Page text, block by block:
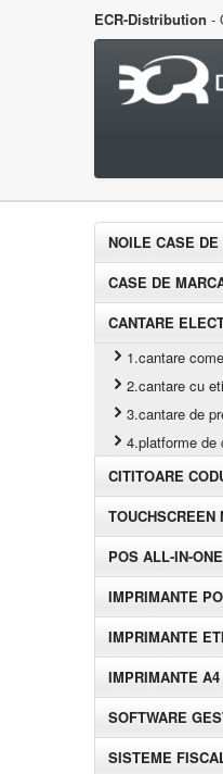
ECR-Distribution -
NOILE CASE DE
CASE DE
CANTARE
1.cantare
2.cantare cu
3.cantare de
4.platforme de
CITITOARE
TOUCHSCREEN
POS ALL-IN-
IMPRIMANTE
IMPRIMANTE
IMPRIMANTE A4
SOFTWARE
SISTEME